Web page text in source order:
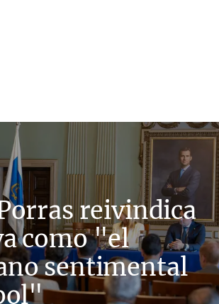
reivindica
como "el
sentimental